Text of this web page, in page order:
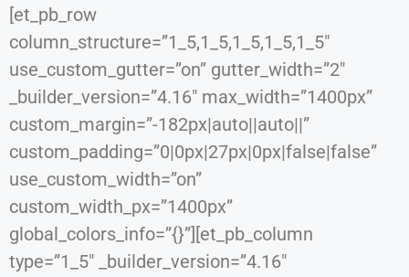
[et_pb_row
column_structure=”1_5,1_5,1_5,1_5,1_5″
use_custom_gutter=”on” gutter_width=”2″
_builder_version=”4.16″ max_width=”1400px”
custom_margin=”-182px|auto||auto||”
custom_padding=”0|0px|27px|0px|false|false”
use_custom_width=”on”
custom_width_px=”1400px”
global_colors_info=”{}”][et_pb_column
type=”1_5″ _builder_version=”4.16″